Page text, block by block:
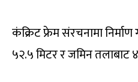
कंक्रिट फ्रेम संरचनामा
५२.५ मिटर र जमिन तलाबाट